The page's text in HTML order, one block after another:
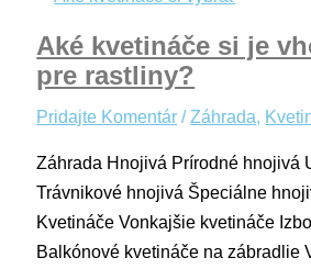
Aké kvetináče si je
pre rastliny?
Pridajte Komentár /Záhrada,
Záhrada Hnojivá Prírodné hnojivá
Trávnikové hnojivá Špeciálne
Kvetináče Vonkajšie kvetináče
Balkónové kvetináče na zábradlie